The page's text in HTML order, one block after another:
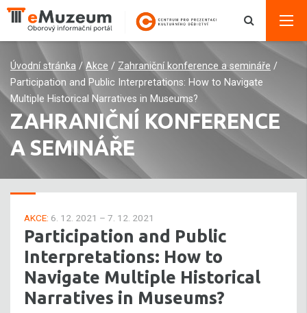
Úvodní stránka / Akce / Zahraniční konference a semináře /
Participation and Public Interpretations: How to Navigate
Multiple Historical Narratives in Museums?
ZAHRANIČNÍ KONFERENCE
A SEMINÁŘE
AKCE: 6. 12. 2021 – 7. 12. 2021
Participation and Public
Interpretations: How to
Navigate Multiple Historical
Narratives in Museums?